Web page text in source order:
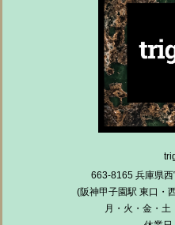
663-8165 兵庫県
(阪神甲子園駅 東口・
月・火・金・